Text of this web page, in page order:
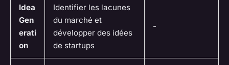
Idea
Gen
erati
on
Identifier les lacunes
du marché et
développer des idées
de startups
-